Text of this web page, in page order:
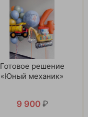
Готовое решение
«Юный механик»
9 900 ₽